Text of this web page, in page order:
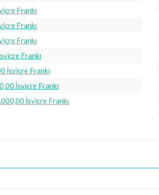
Frankı
Frankı
Frankı
Frankı
İsviçre Frankı
İsviçre Frankı
İsviçre Frankı